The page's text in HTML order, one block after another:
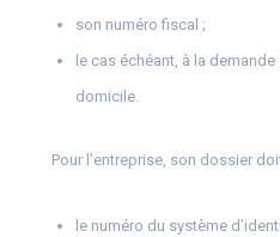
son numéro fiscal ;
le cas échéant, à la
domicile.
Pour l’entreprise, son dossier
le numéro du système